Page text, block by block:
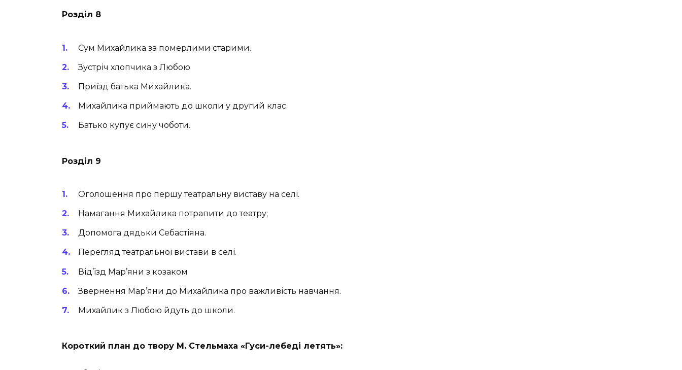
Розділ 8
Сум Михайлика за померлими старими.
Зустріч хлопчика з Любою
Приїзд батька Михайлика.
Михайлика приймають до школи у другий клас.
Батько купує сину чоботи.
Розділ 9
Оголошення про першу театральну виставу на селі.
Намагання Михайлика потрапити до театру;
Допомога дядьки Себастіяна.
Перегляд театральної вистави в селі.
Від’їзд Мар’яни з козаком
Звернення Мар’яни до Михайлика про важливість навчання.
Михайлик з Любою йдуть до школи.
Короткий план до твору М. Стельмаха «Гуси-лебеді летять»: